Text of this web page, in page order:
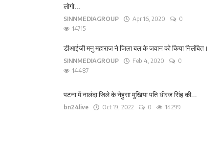
लोगो...
SINNMEDIAGROUP Apr 16, 2020
0
14715
डीआईजी मनु महाराज ने जिला बल के जवान को किया निलंबित।
SINNMEDIAGROUP Feb 4, 2020
0
14487
पटना में नालंदा जिले के नेहुसा मुखिया पति धीरज सिंह की...
bn24live Oct 19, 2022 0 14299